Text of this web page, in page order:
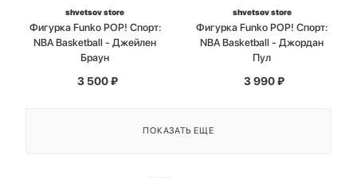
shvetsov store
Фигурка Funko POP! Спорт:
NBA Basketball - Джейлен
Браун
3 500₽
shvetsov store
Фигурка Funko POP! Спорт:
NBA Basketball - Джордан
Пул
3 990₽
ПОКАЗАТЬ ЕЩЕ